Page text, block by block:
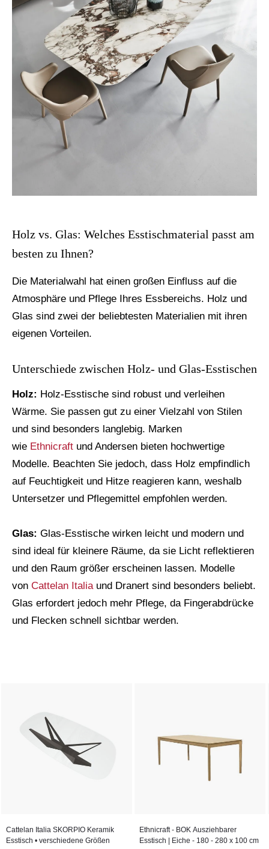
Holz vs. Glas: Welches Esstischmaterial passt am
besten zu Ihnen?
Die Materialwahl hat einen großen Einfluss auf die
Atmosphäre und Pflege Ihres Essbereichs. Holz und
Glas sind zwei der beliebtesten Materialien mit ihren
eigenen Vorteilen.
Unterschiede zwischen Holz- und Glas-Esstischen
Holz: Holz-Esstische sind robust und verleihen
Wärme. Sie passen gut zu einer Vielzahl von Stilen
und sind besonders langlebig. Marken
wie Ethnicraft und Andersen bieten hochwertige
Modelle. Beachten Sie jedoch, dass Holz empfindlich
auf Feuchtigkeit und Hitze reagieren kann, weshalb
Untersetzer und Pflegemittel empfohlen werden.
Glas: Glas-Esstische wirken leicht und modern und
sind ideal für kleinere Räume, da sie Licht reflektieren
und den Raum größer erscheinen lassen. Modelle
von Cattelan Italia und Dranert sind besonders beliebt.
Glas erfordert jedoch mehr Pflege, da Fingerabdrücke
und Flecken schnell sichtbar werden.
Cattelan Italia SKORPIO Keramik
Esstisch • verschiedene Größen
Ethnicraft - BOK Ausziehbarer
Esstisch | Eiche - 180 - 280 x 100 cm